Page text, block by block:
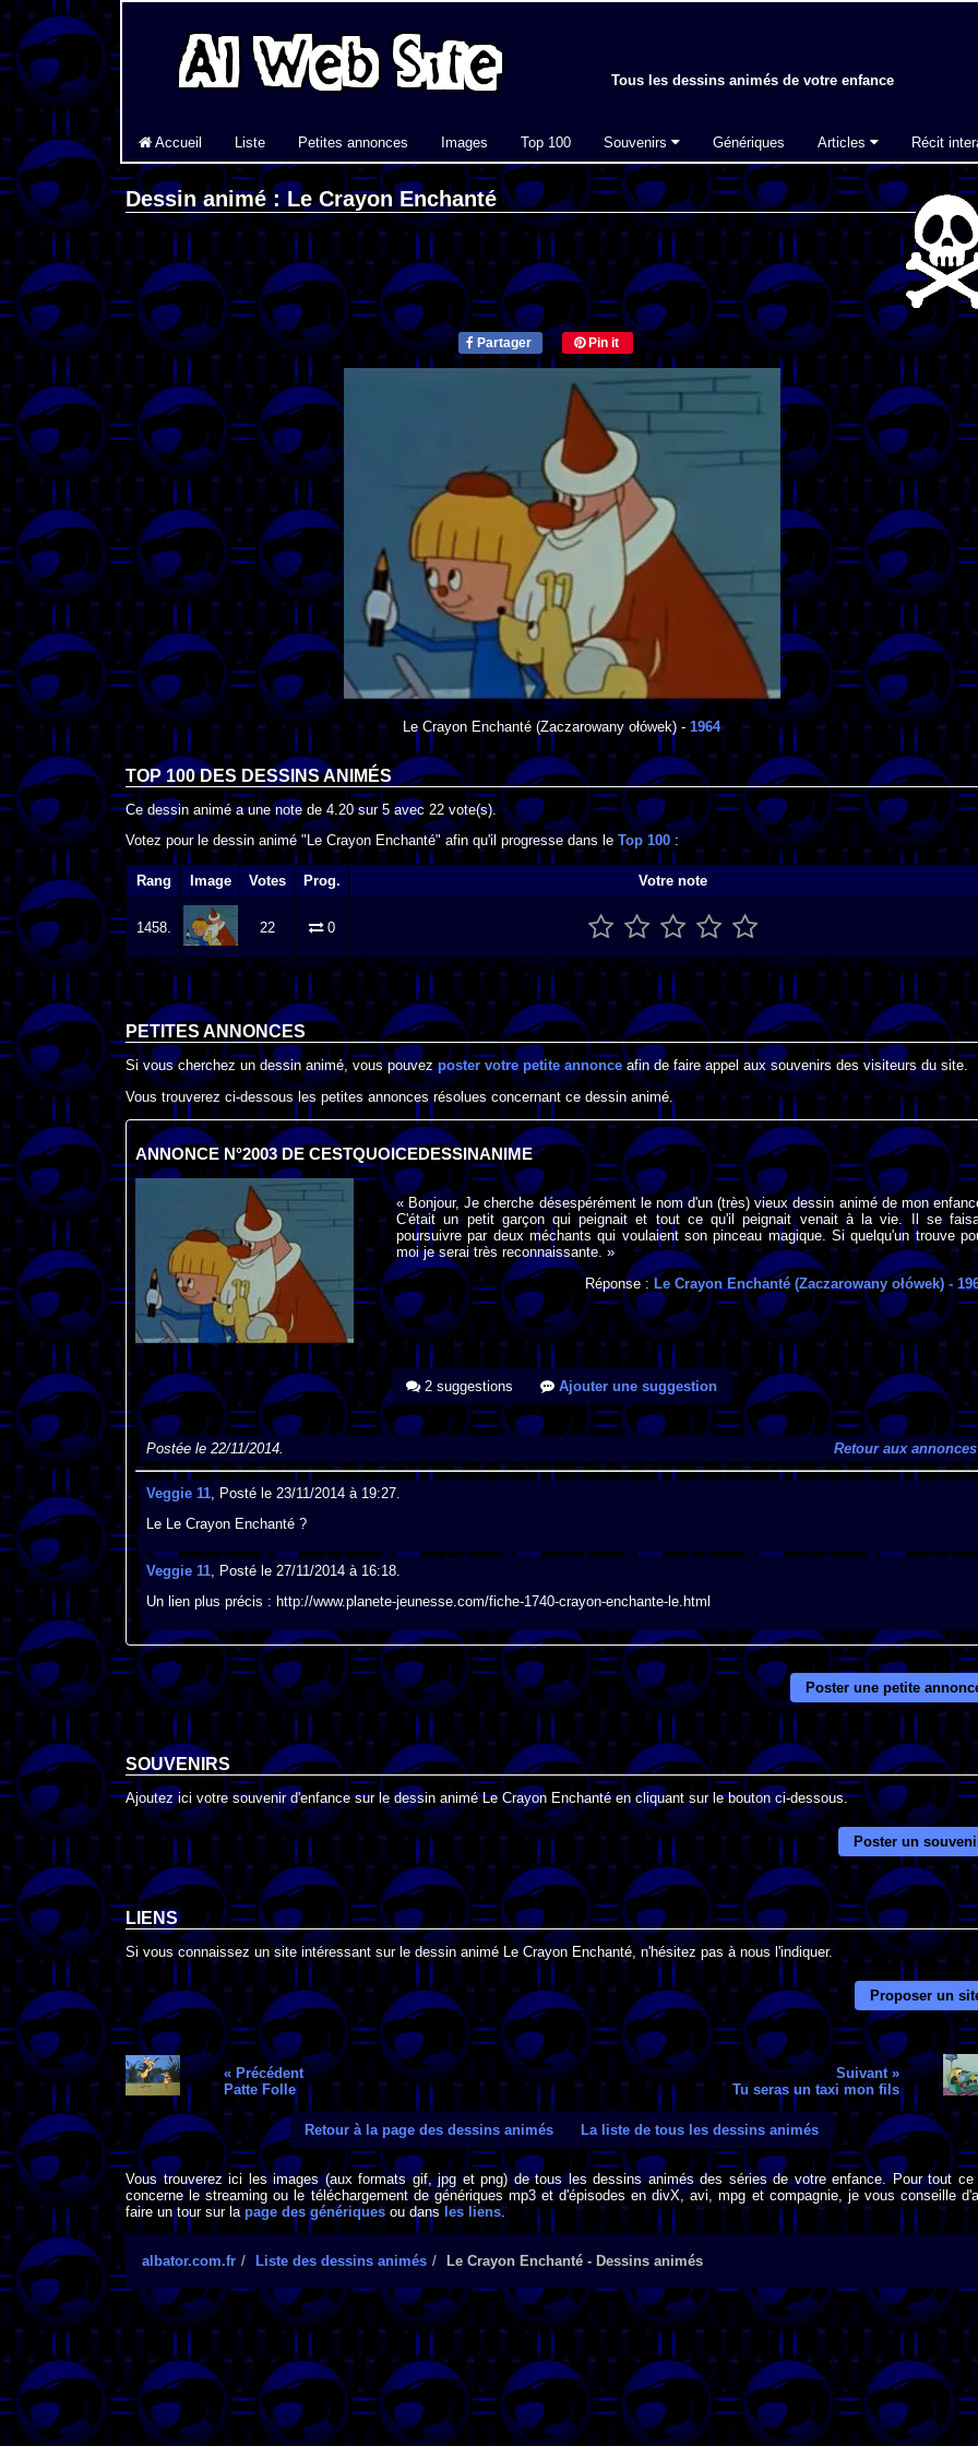
Tous les dessins animés de votre enfance
Accueil Liste Petites annonces Images Top 100 Souvenirs Génériques Articles Récit
Dessin animé : Le Crayon Enchanté
Partager Pin it
Le Crayon Enchanté (Zaczarowany ołówek) - 1964
TOP 100 DES DESSINS ANIMÉS
Ce dessin animé a une note de4.20sur5 avec 22vote(s).
Votez pour le dessin animé "Le Crayon Enchanté" afin qu'il progresse dans le Top 100:
Rang Image Votes Prog. Votre note
1458. 22 0
PETITES ANNONCES
Si vous cherchez un dessin animé, vous pouvezposter votre petite annonceafin de faire appel aux souvenirs des visiteurs du site.
Vous trouverez ci-dessous les petites annonces résolues concernant ce dessin animé.
ANNONCE N°2003 DE CESTQUOICEDESSINANIME
« Bonjour, Je cherche désespérément le nom d'un (très) vieux dessin animé de mon
C'était un petit garçon qui peignait et tout ce qu'il peignait venait à la vie. Il se
poursuivre par deux méchants qui voulaient son pinceau magique. Si quelqu'un trouve
moi je serai très reconnaissante. »
Réponse :Le Crayon Enchanté (Zaczarowany ołówek) -
2 suggestions Ajouter une suggestion
Postée le 22/11/2014. Retour aux annonces
Veggie 11, Posté le 23/11/2014 à 19:27.
Le Le Crayon Enchanté ?
Veggie 11, Posté le 27/11/2014 à 16:18.
Un lien plus précis : http://www.planete-jeunesse.com/fiche-1740-crayon-enchante-le.html
Poster une petite
SOUVENIRS
Ajoutez ici votre souvenir d'enfance sur le dessin animé Le Crayon Enchanté en cliquant sur le bouton ci-dessous.
Poster un
LIENS
Si vous connaissez un site intéressant sur le dessin animé Le Crayon Enchanté, n'hésitez pas à nous l'indiquer.
Proposer un
« Précédent
Patte Folle
Suivant »
Tu seras un taxi mon fils
Retour à la page des dessins animés La liste de tous les dessins animés
Vous trouverez ici les images (aux formats gif, jpg et png) de tous les dessins animés des séries de votre enfance. Pour tout ce
concerne le streaming ou le téléchargement de génériques mp3 et d'épisodes en divX, avi, mpg et compagnie, je vous conseille
faire un tour sur lapage des génériquesou dans les liens.
albator.com.fr Liste des dessins animés Le Crayon Enchanté - Dessins animés